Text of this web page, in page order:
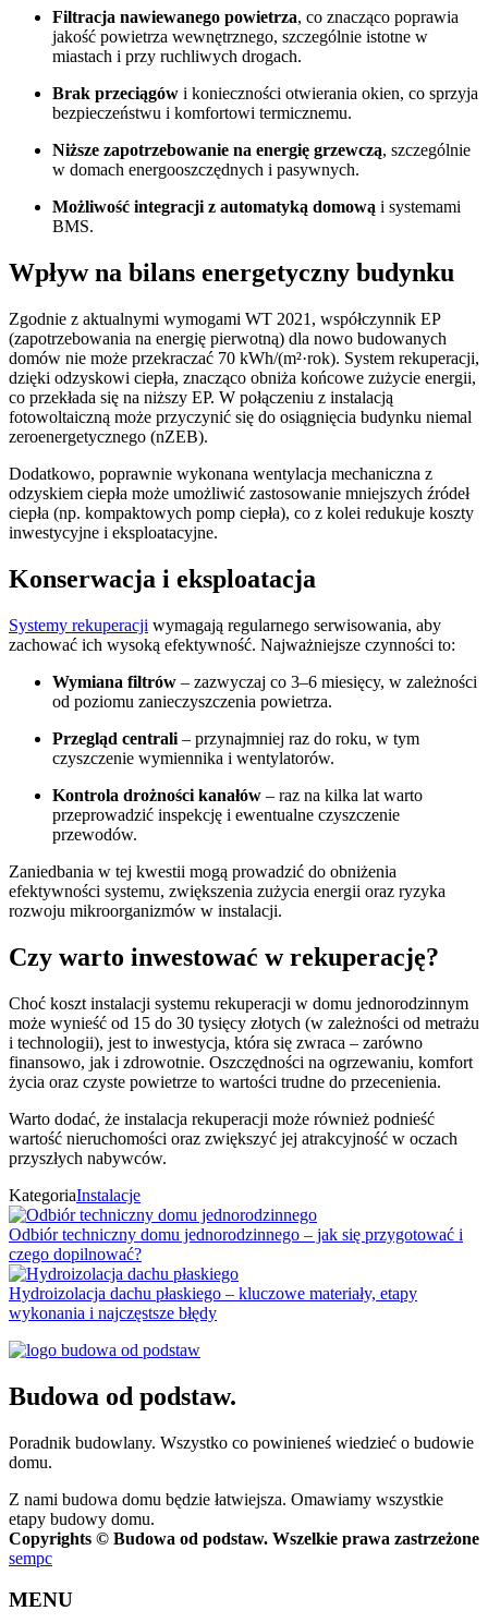
Filtracja nawiewanego powietrza, co znacząco poprawia
jakość powietrza wewnętrznego, szczególnie istotne w
miastach i przy ruchliwych drogach.
Brak przeciągów i konieczności otwierania okien, co sprzyja
bezpieczeństwu i komfortowi termicznemu.
Niższe zapotrzebowanie na energię grzewczą, szczególnie
w domach energooszczędnych i pasywnych.
Możliwość integracji z automatyką domową i systemami
BMS.
Wpływ na bilans energetyczny budynku
Zgodnie z aktualnymi wymogami WT 2021, współczynnik EP
(zapotrzebowania na energię pierwotną) dla nowo budowanych
domów nie może przekraczać 70 kWh/(m²·rok). System rekuperacji,
dzięki odzyskowi ciepła, znacząco obniża końcowe zużycie energii,
co przekłada się na niższy EP. W połączeniu z instalacją
fotowoltaiczną może przyczynić się do osiągnięcia budynku niemal
zeroenergetycznego (nZEB).
Dodatkowo, poprawnie wykonana wentylacja mechaniczna z
odzyskiem ciepła może umożliwić zastosowanie mniejszych źródeł
ciepła (np. kompaktowych pomp ciepła), co z kolei redukuje koszty
inwestycyjne i eksploatacyjne.
Konserwacja i eksploatacja
Systemy rekuperacji wymagają regularnego serwisowania, aby
zachować ich wysoką efektywność. Najważniejsze czynności to:
Wymiana filtrów – zazwyczaj co 3–6 miesięcy, w zależności
od poziomu zanieczyszczenia powietrza.
Przegląd centrali – przynajmniej raz do roku, w tym
czyszczenie wymiennika i wentylatorów.
Kontrola drożności kanałów – raz na kilka lat warto
przeprowadzić inspekcję i ewentualne czyszczenie
przewodów.
Zaniedbania w tej kwestii mogą prowadzić do obniżenia
efektywności systemu, zwiększenia zużycia energii oraz ryzyka
rozwoju mikroorganizmów w instalacji.
Czy warto inwestować w rekuperację?
Choć koszt instalacji systemu rekuperacji w domu jednorodzinnym
może wynieść od 15 do 30 tysięcy złotych (w zależności od metrażu
i technologii), jest to inwestycja, która się zwraca – zarówno
finansowo, jak i zdrowotnie. Oszczędności na ogrzewaniu, komfort
życia oraz czyste powietrze to wartości trudne do przecenienia.
Warto dodać, że instalacja rekuperacji może również podnieść
wartość nieruchomości oraz zwiększyć jej atrakcyjność w oczach
przyszłych nabywców.
KategoriaInstalacje
Odbiór techniczny domu jednorodzinnego – jak się przygotować i
czego dopilnować?
Hydroizolacja dachu płaskiego – kluczowe materiały, etapy
wykonania i najczęstsze błędy
Budowa od podstaw.
Poradnik budowlany. Wszystko co powinieneś wiedzieć o budowie
domu.
Z nami budowa domu będzie łatwiejsza. Omawiamy wszystkie
etapy budowy domu.
Copyrights © Budowa od podstaw. Wszelkie prawa zastrzeżone
sempc
MENU